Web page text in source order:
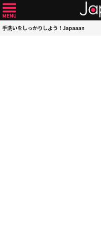
手洗いをしっかりしよう！Japaaan